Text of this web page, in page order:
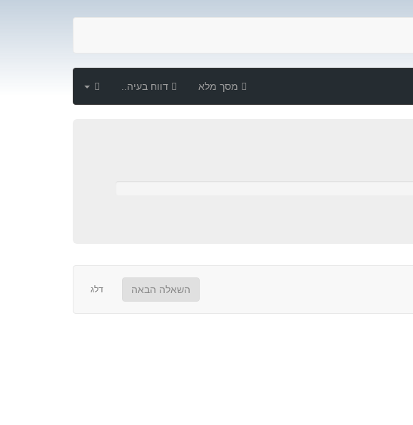
הגדרות דווח בעיה.. מסך מלא
השאלה הבאה דלג